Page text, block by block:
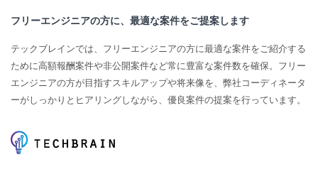
フリーエンジニアの方に、最適な案件をご提案します
テックブレインでは、フリーエンジニアの方に最適な案件をご紹介する
ために高額報酬案件や非公開案件など常に豊富な案件数を確保。フリー
エンジニアの方が目指すスキルアップや将来像を、弊社コーディネータ
ーがしっかりとヒアリングしながら、優良案件の提案を行っています。